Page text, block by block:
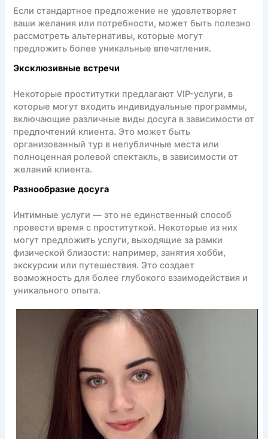
Если стандартное предложение не удовлетворяет
ваши желания или потребности, может быть полезно
рассмотреть альтернативы, которые могут
предложить более уникальные впечатления.
Эксклюзивные встречи
Некоторые проститутки предлагают VIP-услуги, в
которые могут входить индивидуальные программы,
включающие различные виды досуга в зависимости от
предпочтений клиента. Это может быть
организованный тур в непубличные места или
полноценная ролевой спектакль, в зависимости от
желаний клиента.
Разнообразие досуга
Интимные услуги — это не единственный способ
провести время с проституткой. Некоторые из них
могут предложить услуги, выходящие за рамки
физической близости: например, занятия хобби,
экскурсии или путешествия. Это создает
возможность для более глубокого взаимодействия и
уникального опыта.